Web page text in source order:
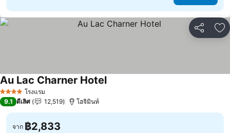
แชร์ เ
4 ดาว โรงแรม
Au Lac Charner Hotelดูราคา
9.1 ดีเลิศ 12,519 โฮจิมินห์
จาก ฿2,833